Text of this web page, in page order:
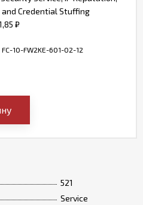
521
Service
and Credential Stuffing
₽
FC-10-FW2KE-601-02-12